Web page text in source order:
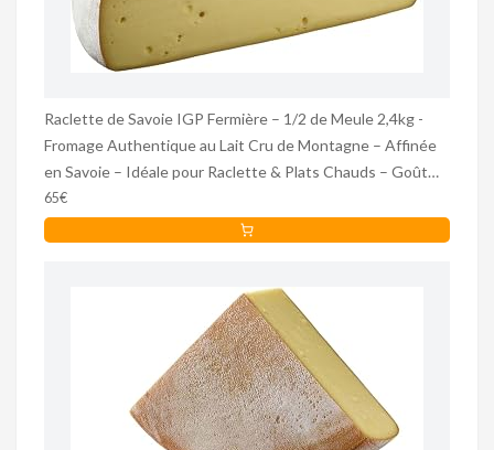
Raclette de Savoie IGP Fermière – 1/2 de Meule 2,4kg -
Fromage Authentique au Lait Cru de Montagne – Affinée
en Savoie – Idéale pour Raclette & Plats Chauds – Goût
Fruité & Fondant - Premium
65€